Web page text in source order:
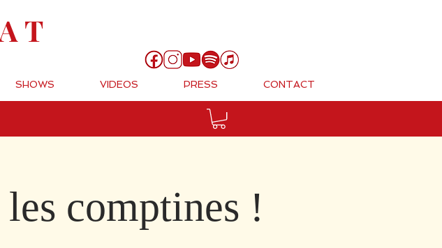
SHOWS VIDEOS PRESS CONTACT
comptines !